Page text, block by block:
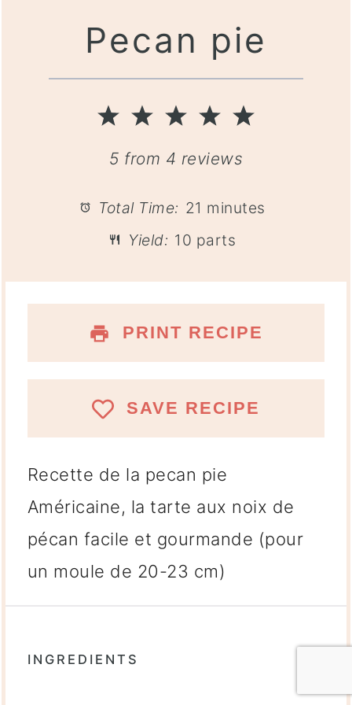
Pecan pie
5
4
Stars
3
Stars
2
Stars
1
Star
5 from 4 reviews
Total Time: 21 minutes
Yield: 10 parts
PRINT RECIPE
SAVE RECIPE
Recette de la pecan pie
Américaine, la tarte aux noix de
pécan facile et gourmande (pour
un moule de 20-23 cm)
INGREDIENTS